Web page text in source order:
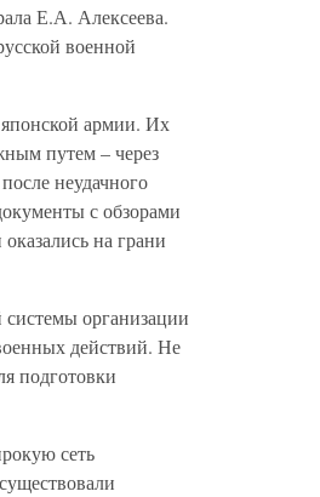
Е.А. Алексеева.
военной
армии. Их
путем – через
неудачного
с обзорами
на грани
системы организации
действий. Не
подготовки
сеть